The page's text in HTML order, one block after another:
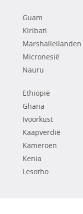
Guam
Kiribati
Marshalleilanden
Micronesië
Nauru
Ethiopië
Ghana
Ivoorkust
Kaapverdië
Kameroen
Kenia
Lesotho